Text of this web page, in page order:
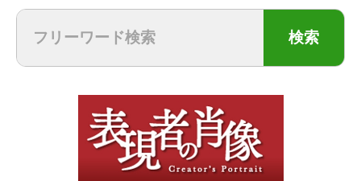
検索